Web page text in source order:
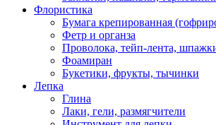
Флористика
Бумага крепированная
Фетр и органза
Проволока, тейп-лента,
Фоамиран
Букетики, фрукты, тычинки
Лепка
Глина
Лаки, гели, размягчители